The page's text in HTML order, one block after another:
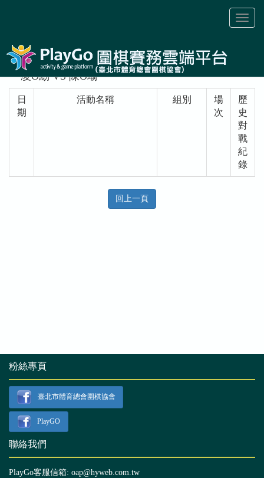
Toggle
凌O勳 VS 陳O瑜
日
期
活動名稱 組別
場
次
歷
史
對
戰
紀
錄
回上一頁
粉絲專頁
臺北市體育總會圍棋協會
PlayGO
聯絡我們
PlayGo客服信箱: oap@hyweb.com.tw